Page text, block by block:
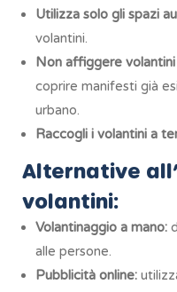
Utilizza solo gli spazi
volantini.
Non affiggere
coprire manifesti già
urbano.
Raccogli i volantini a
Alternative
volantini:
Volantinaggio a mano:
alle persone.
Pubblicità online: